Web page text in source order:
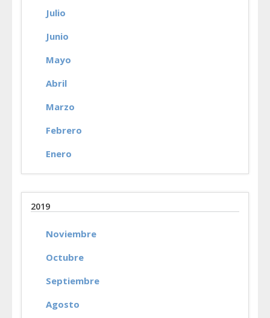
Julio
Junio
Mayo
Abril
Marzo
Febrero
Enero
2019
Noviembre
Octubre
Septiembre
Agosto